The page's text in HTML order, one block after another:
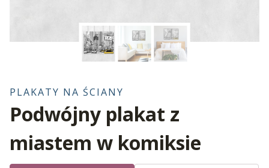
PLAKATY NA ŚCIANY
Podwójny plakat z
miastem w komiksie